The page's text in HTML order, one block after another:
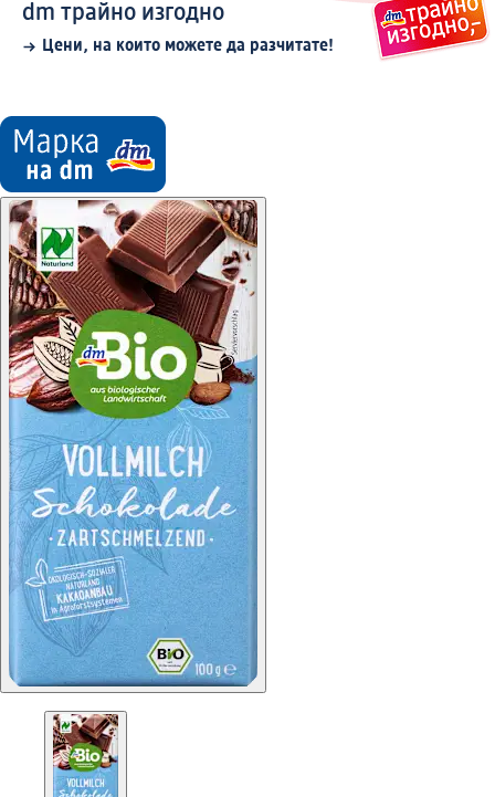
dm трайно изгодно
Цени, на които можете да разчитате!